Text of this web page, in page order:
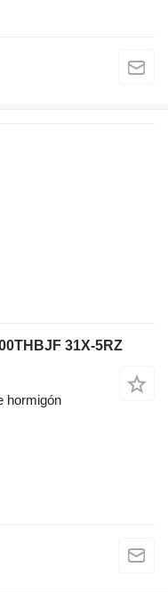
31X-5RZ
hormigón